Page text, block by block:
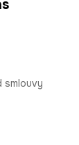
smlouvy